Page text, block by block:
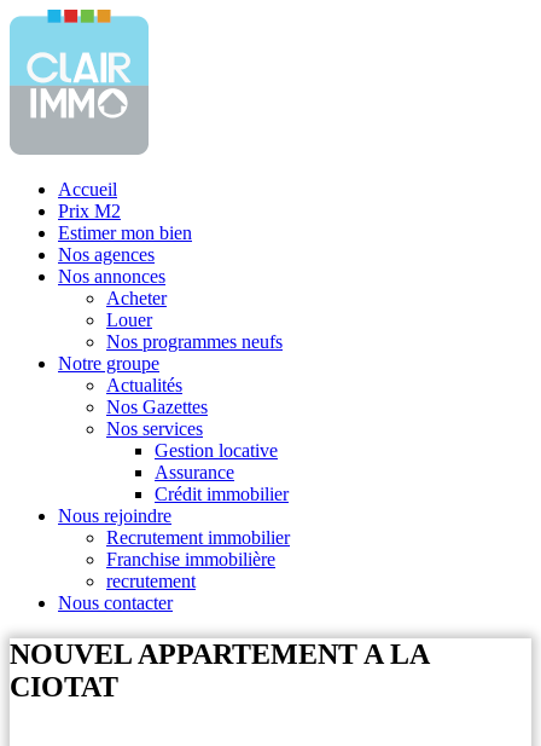
Accueil
Prix M2
Estimer mon bien
Nos agences
Nos annonces
Acheter
Louer
Nos programmes neufs
Notre groupe
Actualités
Nos Gazettes
Nos services
Gestion locative
Assurance
Crédit immobilier
Nous rejoindre
Recrutement immobilier
Franchise immobilière
recrutement
Nous contacter
NOUVEL APPARTEMENT A LA
CIOTAT